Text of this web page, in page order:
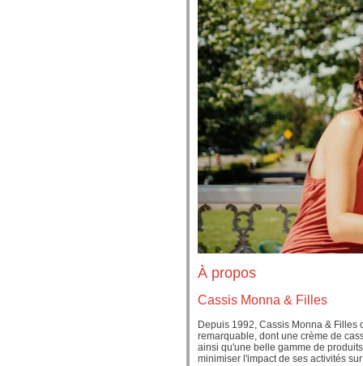
À propos
Cassis Monna & Filles
Depuis 1992, Cassis Monna & Filles
remarquable, dont une crème de
ainsi qu'une belle gamme de
minimiser l'impact de ses activités